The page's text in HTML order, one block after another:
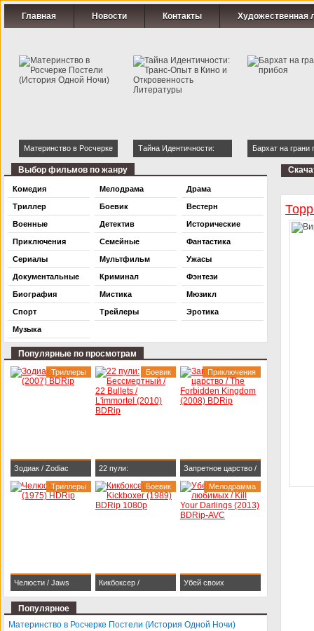
Главная Новости Контакты Художественная
Материнство в Росчерке
Постели (История Одной
Тайна Идентичности:
Литературы
Бархат на грани
Выбор фильмов по жанру
Комедия
Триллер
Военные
Приключения
Сериалы
Документальные
Биография
Спорт
Музыка
Мелодрама
Боевик
Детектив
Семейные
Мультфильм
Криминал
Мистика
Трейлеры
Драма
Вестерн
Исторические
Фантастика
Ужасы
Фэнтези
Мюзикл
Эротика
Популярные по просмотрам
Зодиак / Zodiac
(2007) BDRip
Триллеры
22 пули:
Бессмертный / 22
Bullets / L'immortel
Боевик
Запретное царство /
The Forbidden
Kingdom (2008)
Приключения
Челюсти / Jaws
(1975) HDRip
Триллеры
Кикбоксер /
Боевик
Убей своих
Darlings (2013)
Мелодрамма
Популярное
Материнство в Росчерке Постели (История Одной Ночи)